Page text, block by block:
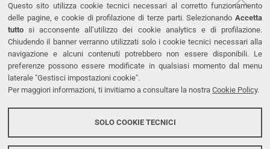
Questo sito utilizza cookie tecnici necessari al corretto funzionamento
delle pagine, e cookie di profilazione di terze parti. Selezionando Accetta
tutto si acconsente all’utilizzo dei cookie analytics e di profilazione.
Chiudendo il banner verranno utilizzati solo i cookie tecnici necessari alla
navigazione e alcuni contenuti potrebbero non essere disponibili. Le
preferenze possono essere modificate in qualsiasi momento dal menu
laterale "Gestisci impostazioni cookie".
Per maggiori informazioni, ti invitiamo a consultare la nostra Cookie Policy.
SOLO COOKIE TECNICI
Tel. +39 0532 293111
Fax. +39 0532 293031
PEC
LINKS
Dichiarazione di accessibilità
Protezione dati personali